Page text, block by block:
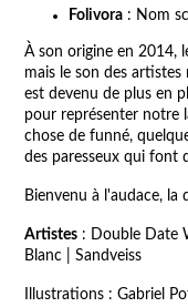
Folivora : Nom
À son origine en 2014,
mais le son des artistes
est devenu de plus en
pour représenter notre
chose de funné,
des paresseux qui font
Bienvenu à l'audace, la
Artistes : Double Date
Blanc | Sandveiss
Illustrations : Gabriel